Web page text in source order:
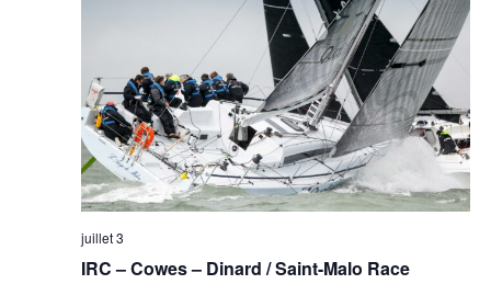
IRC – Cowes – Dinard / Saint-Malo Race
juillet 3